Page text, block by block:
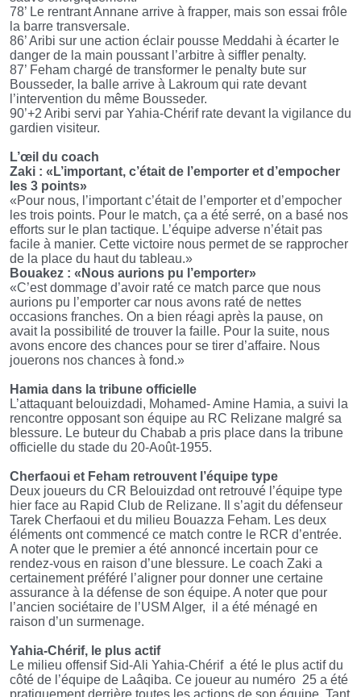
78’ Le rentrant Annane arrive à frapper, mais son essai frôle
la barre transversale.
86’ Aribi sur une action éclair pousse Meddahi à écarter le
danger de la main poussant l’arbitre à siffler penalty.
87’ Feham chargé de transformer le penalty bute sur
Bousseder, la balle arrive à Lakroum qui rate devant
l’intervention du même Bousseder.
90’+2 Aribi servi par Yahia-Chérif rate devant la vigilance du
gardien visiteur.
L’œil du coach
Zaki : «L’important, c’était de l’emporter et d’empocher
les 3 points»
«Pour nous, l’important c’était de l’emporter et d’empocher
les trois points. Pour le match, ça a été serré, on a basé nos
efforts sur le plan tactique. L’équipe adverse n’était pas
facile à manier. Cette victoire nous permet de se rapprocher
de la place du haut du tableau.»
Bouakez : «Nous aurions pu l’emporter»
«C’est dommage d’avoir raté ce match parce que nous
aurions pu l’emporter car nous avons raté de nettes
occasions franches. On a bien réagi après la pause, on
avait la possibilité de trouver la faille. Pour la suite, nous
avons encore des chances pour se tirer d’affaire. Nous
jouerons nos chances à fond.»
Hamia dans la tribune officielle
L’attaquant belouizdadi, Mohamed- Amine Hamia, a suivi la
rencontre opposant son équipe au RC Relizane malgré sa
blessure. Le buteur du Chabab a pris place dans la tribune
officielle du stade du 20-Août-1955.
Cherfaoui et Feham retrouvent l’équipe type
Deux joueurs du CR Belouizdad ont retrouvé l’équipe type
hier face au Rapid Club de Relizane. Il s’agit du défenseur
Tarek Cherfaoui et du milieu Bouazza Feham. Les deux
éléments ont commencé ce match contre le RCR d’entrée.
A noter que le premier a été annoncé incertain pour ce
rendez-vous en raison d’une blessure. Le coach Zaki a
certainement préféré l’aligner pour donner une certaine
assurance à la défense de son équipe. A noter que pour
l’ancien sociétaire de l’USM Alger, il a été ménagé en
raison d’un surmenage.
Yahia-Chérif, le plus actif
Le milieu offensif Sid-Ali Yahia-Chérif a été le plus actif du
côté de l’équipe de Laâqiba. Ce joueur au numéro 25 a été
pratiquement derrière toutes les actions de son équipe. Tant